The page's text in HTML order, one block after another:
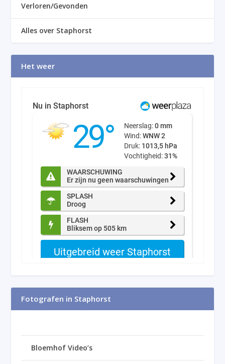
Verloren/Gevonden
Alles over Staphorst
Het weer
Fotografen in Staphorst
Bloemhof Video’s